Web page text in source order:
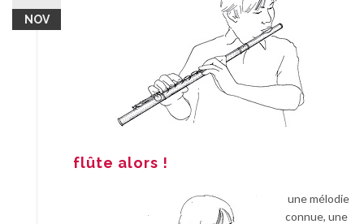
NOV
flûte alors !
une mélodie
connue, une